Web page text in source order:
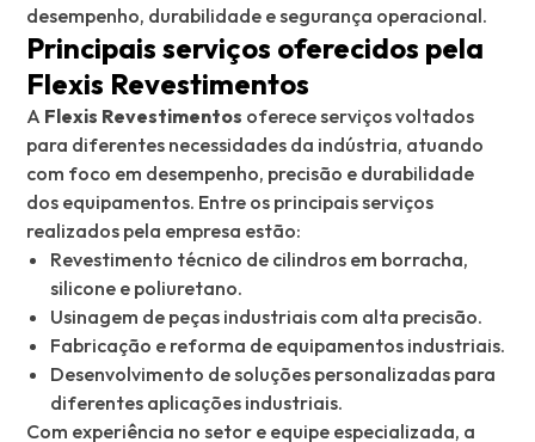
desempenho, durabilidade e segurança operacional.
Principais serviços oferecidos pela
Flexis Revestimentos
A Flexis Revestimentos oferece serviços voltados
para diferentes necessidades da indústria, atuando
com foco em desempenho, precisão e durabilidade
dos equipamentos. Entre os principais serviços
realizados pela empresa estão:
Revestimento técnico de cilindros em borracha,
silicone e poliuretano.
Usinagem de peças industriais com alta precisão.
Fabricação e reforma de equipamentos industriais.
Desenvolvimento de soluções personalizadas para
diferentes aplicações industriais.
Com experiência no setor e equipe especializada, a